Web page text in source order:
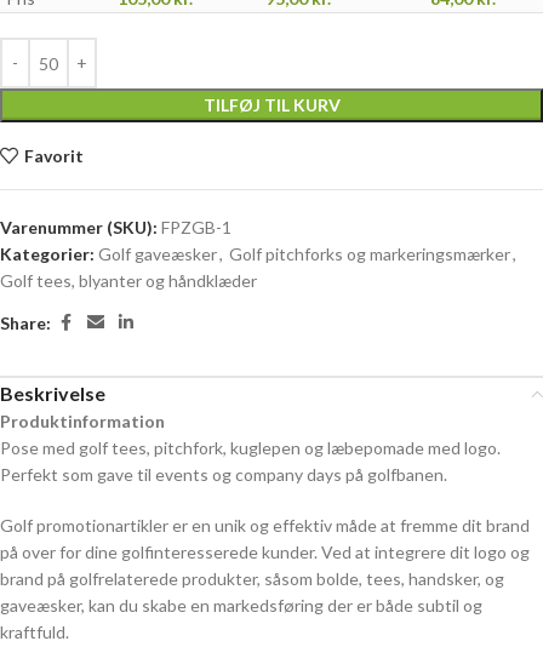
TILFØJ TIL KURV
Favorit
Varenummer (SKU): FPZGB-1
Kategorier: Golf gaveæsker, Golf pitchforks og markeringsmærker,
Golf tees, blyanter og håndklæder
Share:
Beskrivelse
Produktinformation
Pose med golf tees, pitchfork, kuglepen og læbepomade med logo.
Perfekt som gave til events og company days på golfbanen.
Golf promotionartikler er en unik og effektiv måde at fremme dit brand
på over for dine golfinteresserede kunder. Ved at integrere dit logo og
brand på golfrelaterede produkter, såsom bolde, tees, handsker, og
gaveæsker, kan du skabe en markedsføring der er både subtil og
kraftfuld.